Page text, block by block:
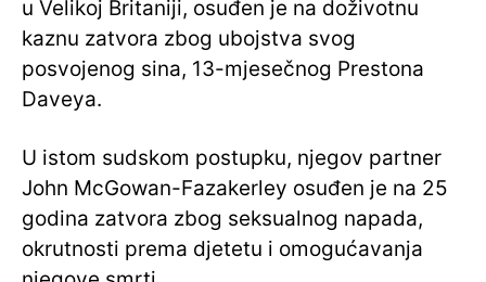
u Velikoj Britaniji, osuđen je na doživotnu
kaznu zatvora zbog ubojstva svog
posvojenog sina, 13-mjesečnog Prestona
Daveya.
U istom sudskom postupku, njegov partner
John McGowan-Fazakerley osuđen je na 25
godina zatvora zbog seksualnog napada,
okrutnosti prema djetetu i omogućavanja